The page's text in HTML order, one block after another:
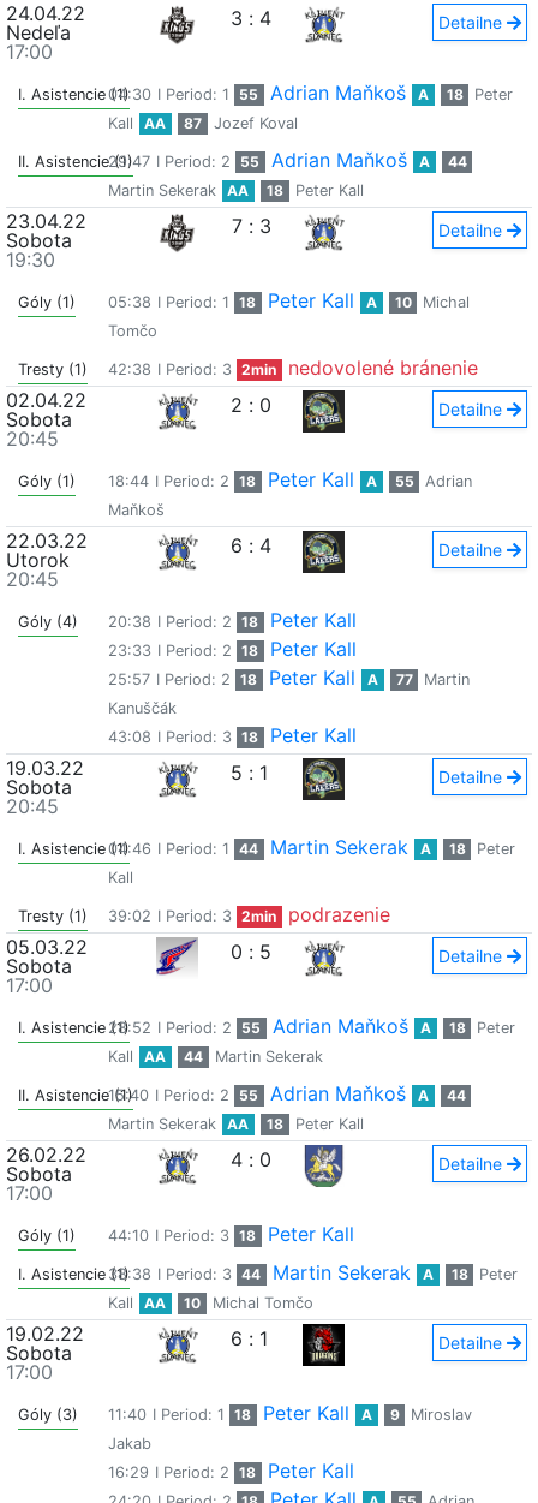
24.04.22
Nedeľa
17:00
3 : 4 Detailne
I. Asistencie (1)04:30 I Period: 1 55 Adrian Maňkoš A 18
Peter
Kall
AA 87 Jozef Koval
II. Asistencie (1)
29:47 I Period: 2 55 Adrian Maňkoš A
44
Martin Sekerak
AA 18 Peter Kall
23.04.22
Sobota
19:30
7 : 3 Detailne
Góly (1) 05:38 I Period: 1 18 Peter Kall A 10
Michal
Tomčo
Tresty (1) 42:38 I Period: 3 2min
nedovolené bránenie
02.04.22
Sobota
20:45
2 : 0 Detailne
Góly (1) 18:44 I Period: 2 18 Peter Kall A 55
Adrian
Maňkoš
22.03.22
Utorok
20:45
6 : 4 Detailne
Góly (4) 20:38 I Period: 2 18 Peter Kall
23:33 I Period: 2 18 Peter Kall
25:57 I Period: 2 18 Peter Kall A 77
Martin
Kanuščák
43:08 I Period: 3 18
Peter Kall
19.03.22
Sobota
20:45
5 : 1 Detailne
I. Asistencie (1)04:46 I Period: 1 44 Martin Sekerak A 18
Peter
Kall
Tresty (1) 39:02 I Period: 3 2min
podrazenie
05.03.22
Sobota
17:00
0 : 5 Detailne
I. Asistencie (1)28:52 I Period: 2 55 Adrian Maňkoš A 18
Peter
Kall
AA 44 Martin Sekerak
II. Asistencie (1)
15:40 I Period: 2 55 Adrian Maňkoš A
44
Martin Sekerak
AA 18 Peter Kall
26.02.22
Sobota
17:00
4 : 0 Detailne
Góly (1) 44:10 I Period: 3 18 Peter Kall
I. Asistencie (1)38:38 I Period: 3 44 Martin Sekerak A 18
Peter
Kall
AA 10 Michal Tomčo
19.02.22
Sobota
17:00
6 : 1 Detailne
Góly (3) 11:40 I Period: 1 18 Peter Kall A 9
Miroslav
Jakab
16:29 I Period: 2 18 Peter Kall